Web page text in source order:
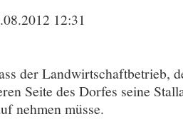
12:31
der Landwirtschaftbetrieb,
Seite des Dorfes seine
nehmen müsse.